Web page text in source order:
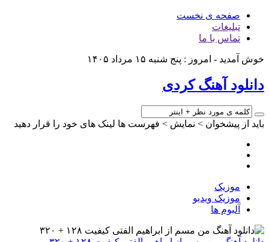
صفحه ی نخست
تبلیغات
تماس با ما
خوش آمدید - امروز : پنج شنبه ۱۵ مرداد ۱۴۰۵
دانلود آهنگ کردی
باید از پیشخوان > نمایش > فهرست ها لینک های خود را قرار دهید
موزیک
موزیک ویدیو
آلبوم ها